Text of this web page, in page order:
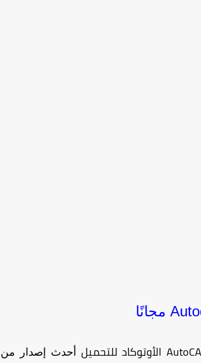
الأوتوكاد للتحميل أحدث إصدار من